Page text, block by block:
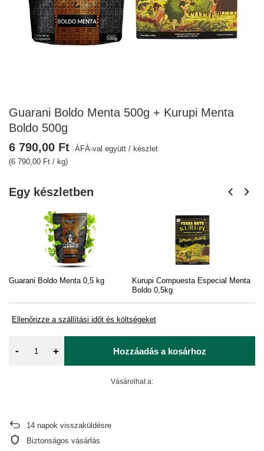
Guarani Boldo Menta 500g + Kurupi Menta
Boldo 500g
Egy készletben
Guarani Boldo Menta 0,5 kg
Kurupi Compuesta Especial Menta
Boldo 0,5kg
Ellenőrizze a szállítási időt és költségeket
6 790,00 Ft ÁFÁ-val együtt / készlet
(6 790,00 Ft / kg)
- + Hozzáadás a kosárhoz
Vásárolhat a:
14 napok visszaküldésre
Biztonságos vásárlás